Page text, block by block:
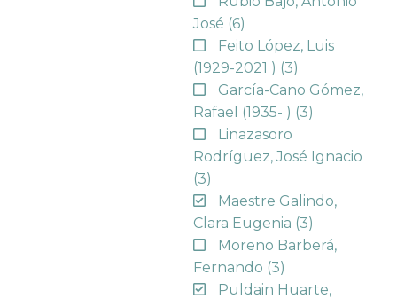
José (6)
Feito López, Luis
(1929-2021 ) (3)
García-Cano Gómez,
Rafael (1935- ) (3)
Linazasoro
Rodríguez, José Ignacio
(3)
Maestre Galindo,
Clara Eugenia (3)
Moreno Barberá,
Fernando (3)
Puldain Huarte,